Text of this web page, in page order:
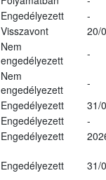
Engedélyezett
-
Visszavont
20/
Nem
engedélyezett
-
Nem
engedélyezett
-
Engedélyezett
31/
Engedélyezett
-
Engedélyezett
Engedélyezett 31/